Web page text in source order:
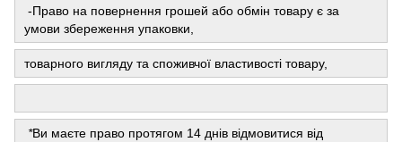
-Право на повернення грошей або обмін товару є за
умови збереження упаковки,
товарного вигляду та споживчої властивості товару,
*Ви маєте право протягом 14 днів відмовитися від